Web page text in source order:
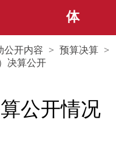
体
公开内容 > 预算决算 >
决算公开
公开情况